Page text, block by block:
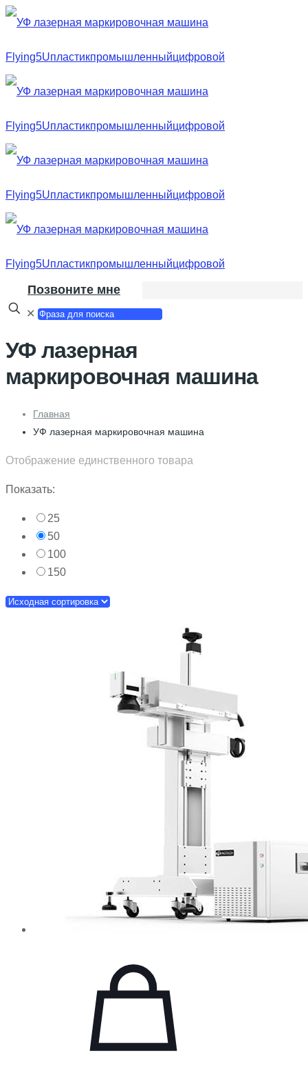
Позвоните мне
✕
УФ лазерная
маркировочная машина
Главная
УФ лазерная маркировочная машина
Отображение единственного товара
Показать:
25
50
100
150